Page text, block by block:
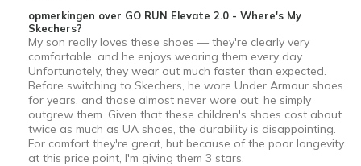
opmerkingen over GO RUN Elevate 2.0 - Where's My
Skechers?
My son really loves these shoes — they're clearly very
comfortable, and he enjoys wearing them every day.
Unfortunately, they wear out much faster than expected.
Before switching to Skechers, he wore Under Armour shoes
for years, and those almost never wore out; he simply
outgrew them. Given that these children's shoes cost about
twice as much as UA shoes, the durability is disappointing.
For comfort they're great, but because of the poor longevity
at this price point, I'm giving them 3 stars.